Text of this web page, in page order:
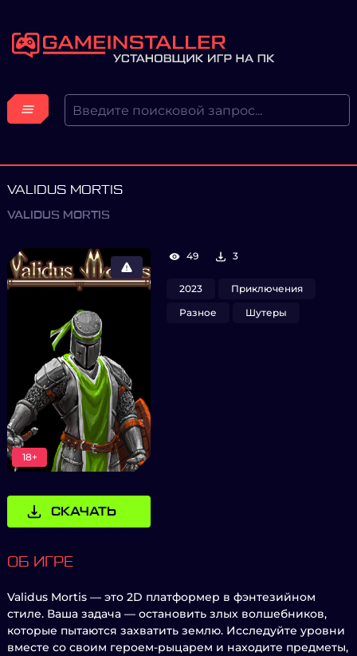
VALIDUS MORTIS
VALIDUS MORTIS
18+
СКАЧАТЬ
49 3
2023
Приключения
Разное
Шутеры
ОБ ИГРЕ
Validus Mortis — это 2D платформер в фэнтезийном
стиле. Ваша задача — остановить злых волшебников,
которые пытаются захватить землю. Исследуйте уровни
вместе со своим героем-рыцарем и находите предметы,